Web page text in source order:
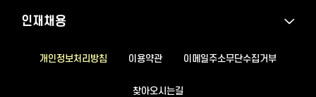
인재채용
개인정보처리방침 이용약관 이메일주소무단수집거부
찾아오시는길